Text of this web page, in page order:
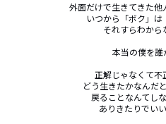
外面だけで生きてきた他
いつから「ボク」は
それすらわから
本当の僕を誰
正解じゃなくて不
どう生きたかなんだ
戻ることなんてし
ありきたりでい